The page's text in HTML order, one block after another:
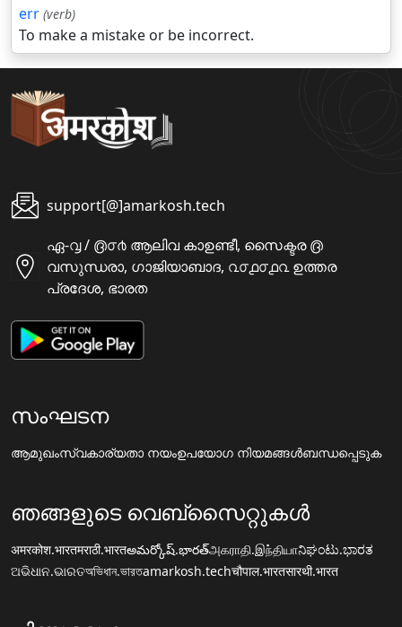
err (verb)
To make a mistake or be incorrect.
support[@]amarkosh.tech
ഏ-൮ / ൫൦൪ ആലിവ കാഉണ്ടീ, സൈക്ടര ൫
വസുന്ധരാ, ഗാജിയാബാദ, ൨൦൧൦൧൨ ഉത്തര
പ്രദേശ, ഭാരത
സംഘടന
ആമുഖംസ്വകാര്യതാ നയംഉപയോഗ നിയമങ്ങൾബന്ധപ്പെടുക
ഞങ്ങളുടെ വെബ്സൈറ്റുകൾ
अमरकोश.भारतमराठी.भारतఅమర్కోష్.భారత్அகராதி.இந்தியாನಿಘಂಟು.ಭಾರತ
ଅଭିଧାନ.ଭାରତঅভিধান.ভারতamarkosh.techचौपाल.भारतसारथी.भारत